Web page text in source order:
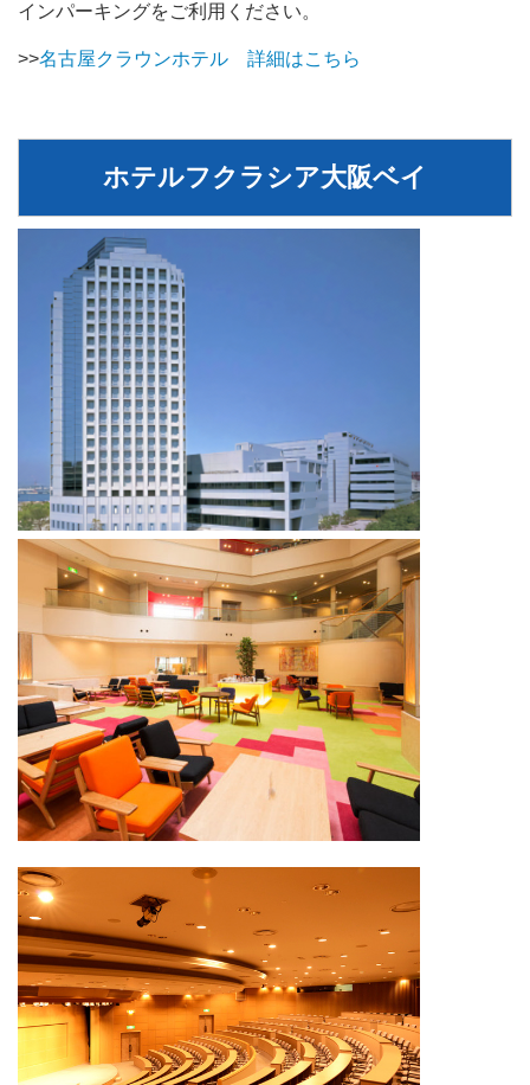
インパーキングをご利用ください。
>>名古屋クラウンホテル 詳細はこちら
ホテルフクラシア大阪ベイ